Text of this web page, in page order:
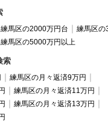
練馬区の2000万円台
練馬区の
練馬区の5000万円以上
索
練馬区の月々返済9万円
練馬区の月々返済11万円
練馬区の月々返済13万円